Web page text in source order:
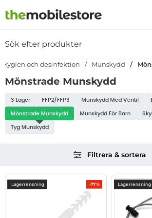
Startsidan för Danira
Hygien och desinfektion Munskydd
Mönstrade Munskydd
Underkategorier
3 Lager FFP2/FFP3 Munskydd Med Ventil
Mönstrade Munskydd Munskydd För Barn
Tyg Munskydd
Filtrera & sortera
Filtrera & sortera
produktlista
Lagerrensning -77% Lagerrensning